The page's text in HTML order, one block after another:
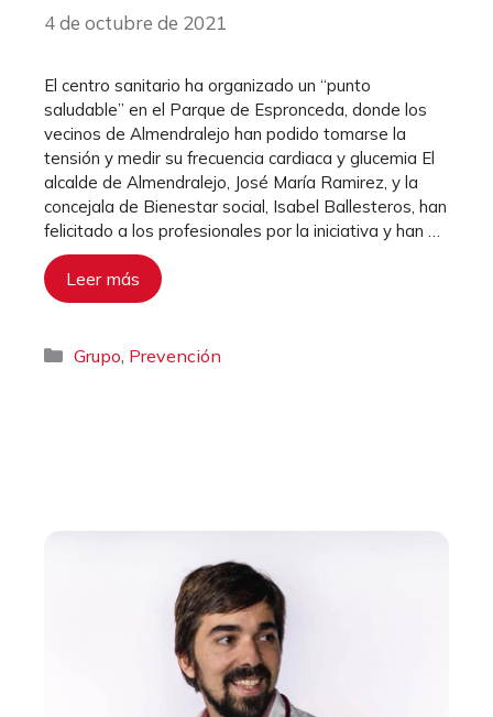
4 de octubre de 2021
El centro sanitario ha organizado un “punto
saludable” en el Parque de Espronceda, donde los
vecinos de Almendralejo han podido tomarse la
tensión y medir su frecuencia cardiaca y glucemia El
alcalde de Almendralejo, José María Ramirez, y la
concejala de Bienestar social, Isabel Ballesteros, han
felicitado a los profesionales por la iniciativa y han …
Leer más
Categorías
Grupo, Prevención